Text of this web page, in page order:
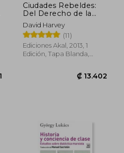
Ciudades Rebeldes:
Del Derecho de la
Ciudad a la
Revolución Urbana
David Harvey
(11)
Ediciones Akal, 2013, 1
Edición, Tapa Blanda,